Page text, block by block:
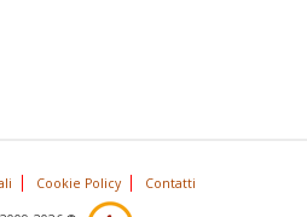
Cookie Policy Contatti